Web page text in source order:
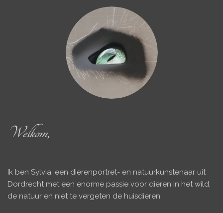
Welkom,
Ik ben Sylvia, een dierenportret- en natuurkunstenaar uit
Dordrecht met een enorme passie voor dieren in het wild,
de natuur en niet te vergeten de huisdieren.